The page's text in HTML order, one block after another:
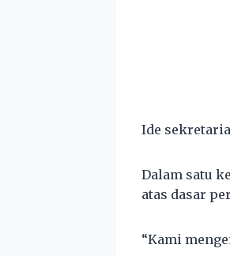
Ide
Dalam satu
atas dasar
“Kami